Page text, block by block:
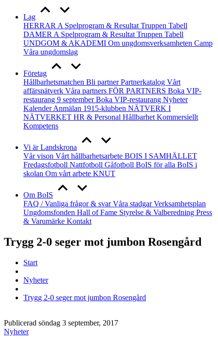
Lag
HERRAR A Spelprogram & Resultat Truppen Tabell
DAMER A Spelprogram & Resultat Truppen Tabell
UNDGOM & AKADEMI Om ungdomsverksamheten Camp
Våra ungdomslag
Företag
Hållbarhetsmatchen Bli partnerPartnerkatalog Vårt
affärsnätverk Våra partners FÖR PARTNERS Boka VIP-
restaurang 9 septemberBoka VIP-restaurang Nyheter
KalenderAnmälan 1915-klubben NÄTVERK I
NÄTVERKET HR & Personal Hållbarhet Kommersiellt
Kompetens
Vi är Landskrona
Vår vison Vårt hållbarhetsarbete BOIS I SAMHÄLLET
Fredagsfotboll Nattfotboll Gåfotboll BoIS för alla BoIS i
skolan Om vårt arbete KNUT
Om BoIS
FAQ / Vanliga frågor & svarVåra stadgarVerksamhetsplan
Ungdomsfonden Hall of Fame Styrelse & Valberedning Press
& Varumärke Kontakt
Trygg 2-0 seger mot jumbon Rosengård
Start
Nyheter
Trygg 2-0 seger mot jumbon Rosengård
Publicerad söndag 3 september, 2017
Nyheter